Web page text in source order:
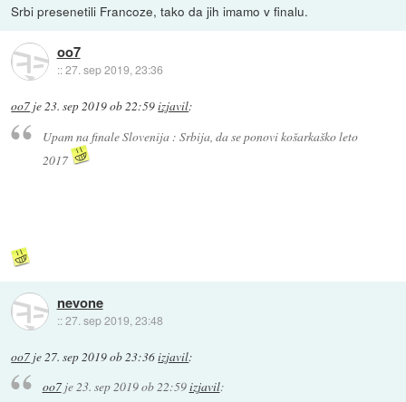
Srbi presenetili Francoze, tako da jih imamo v finalu.
oo7
::27. sep 2019, 23:36
oo7 je23. sep 2019 ob 22:59izjavil:
Upam na finale Slovenija : Srbija, da se ponovi košarkaško leto
2017
nevone
::27. sep 2019, 23:48
oo7 je27. sep 2019 ob 23:36izjavil:
oo7je23. sep 2019 ob 22:59izjavil: